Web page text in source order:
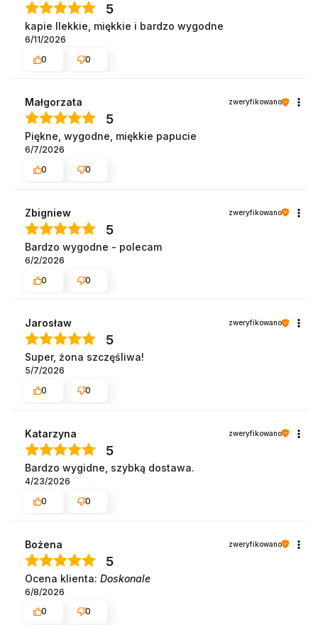
5
kapie llekkie, miękkie i bardzo wygodne
6/11/2026
0
0
Małgorzata zweryfikowano
5
Piękne, wygodne, miękkie papucie
6/7/2026
0
0
Zbigniew zweryfikowano
5
Bardzo wygodne - polecam
6/2/2026
0
0
Jarosław zweryfikowano
5
Super, żona szczęśliwa!
5/7/2026
0
0
Katarzyna zweryfikowano
5
Bardzo wygidne, szybką dostawa.
4/23/2026
0
0
Bożena zweryfikowano
5
Ocena klienta: Doskonale
6/8/2026
0
0